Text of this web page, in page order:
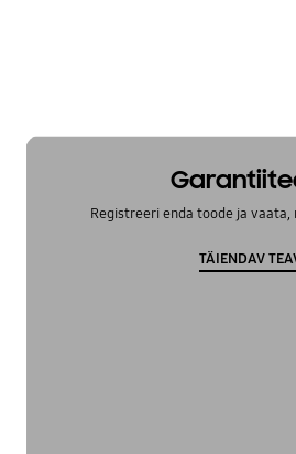
Registreeri enda toode ja
TÄIENDAV